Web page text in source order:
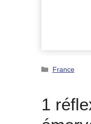
Catégories
France
1